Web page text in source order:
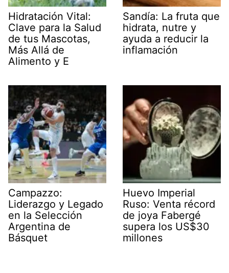
Hidratación Vital:
Clave para la Salud
de tus Mascotas,
Más Allá de
Alimento y E
Sandía: La fruta que
hidrata, nutre y
ayuda a reducir la
inflamación
Campazzo:
Liderazgo y Legado
en la Selección
Argentina de
Básquet
Huevo Imperial
Ruso: Venta récord
de joya Fabergé
supera los US$30
millones